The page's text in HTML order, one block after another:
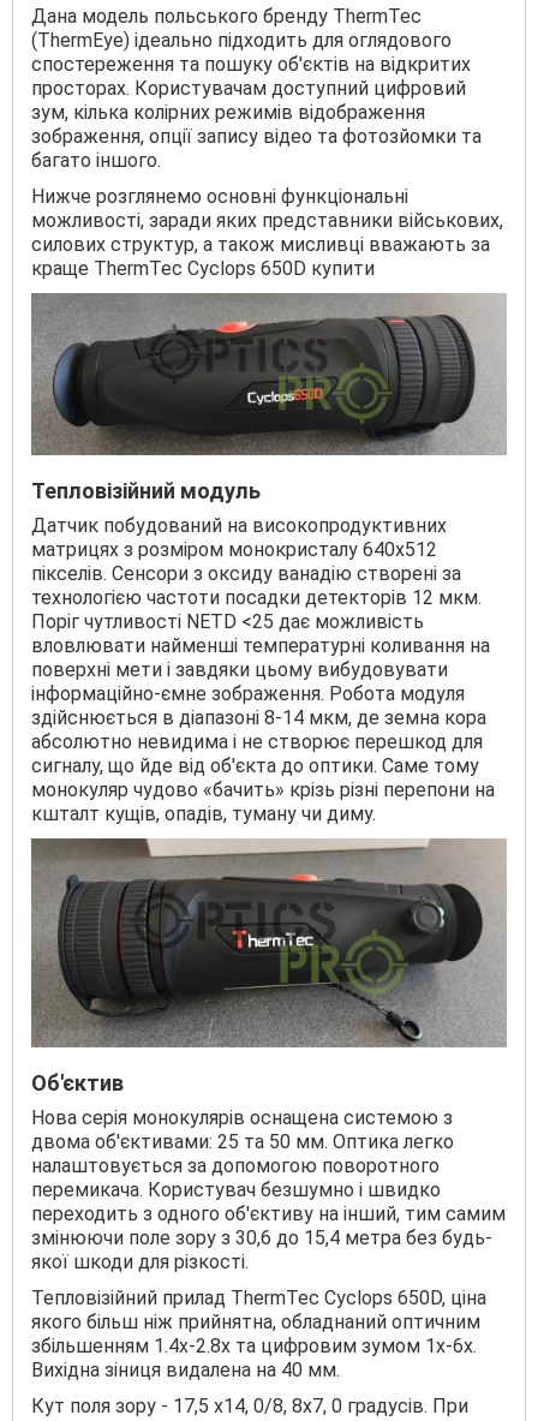
Дана модель польського бренду ThermTec
(ThermEye) ідеально підходить для оглядового
спостереження та пошуку об'єктів на відкритих
просторах. Користувачам доступний цифровий
зум, кілька колірних режимів відображення
зображення, опції запису відео та фотозйомки та
багато іншого.
Нижче розглянемо основні функціональні
можливості, заради яких представники військових,
силових структур, а також мисливці вважають за
краще ThermTec Cyclops 650D купити
Тепловізійний модуль
Датчик побудований на високопродуктивних
матрицях з розміром монокристалу 640x512
пікселів. Сенсори з оксиду ванадію створені за
технологією частоти посадки детекторів 12 мкм.
Поріг чутливості NETD <25 дає можливість
вловлювати найменші температурні коливання на
поверхні мети і завдяки цьому вибудовувати
інформаційно-ємне зображення. Робота модуля
здійснюється в діапазоні 8-14 мкм, де земна кора
абсолютно невидима і не створює перешкод для
сигналу, що йде від об'єкта до оптики. Саме тому
монокуляр чудово «бачить» крізь різні перепони на
кшталт кущів, опадів, туману чи диму.
Об'єктив
Нова серія монокулярів оснащена системою з
двома об'єктивами: 25 та 50 мм. Оптика легко
налаштовується за допомогою поворотного
перемикача. Користувач безшумно і швидко
переходить з одного об'єктиву на інший, тим самим
змінюючи поле зору з 30,6 до 15,4 метра без будь-
якої шкоди для різкості.
Тепловізійний прилад ThermTec Cyclops 650D, ціна
якого більш ніж прийнятна, обладнаний оптичним
збільшенням 1.4х-2.8х та цифровим зумом 1x-6x.
Вихідна зіниця видалена на 40 мм.
Кут поля зору - 17,5 x14, 0/8, 8x7, 0 градусів. При